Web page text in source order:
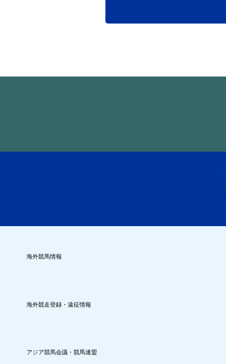
海外競馬情報
海外競走登録・遠征情報
アジア競馬会議・競馬連盟